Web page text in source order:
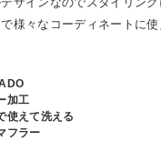
様々なコーディネートに使
加工
使えて洗える
フラー